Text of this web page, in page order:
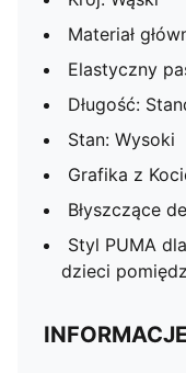
Materiał
Elastyczny
Długość:
Stan: Wysoki
Grafika z
Błyszczące
Styl PUMA
dzieci